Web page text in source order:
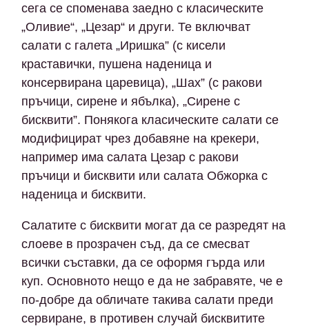
сега се споменава заедно с класическите
„Оливие“, „Цезар“ и други. Те включват
салати с галета „Иришка” (с кисели
краставички, пушена наденица и
консервирана царевица), „Шах” (с ракови
пръчици, сирене и ябълка), „Сирене с
бисквити”. Понякога класическите салати се
модифицират чрез добавяне на крекери,
например има салата Цезар с ракови
пръчици и бисквити или салата Обжорка с
наденица и бисквити.
Салатите с бисквити могат да се разредят на
слоеве в прозрачен съд, да се смесват
всички съставки, да се оформя гърда или
куп. Основното нещо е да не забравяте, че е
по-добре да обличате такива салати преди
сервиране, в противен случай бисквитите